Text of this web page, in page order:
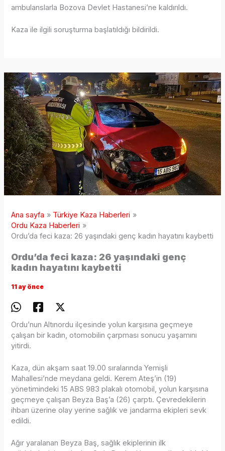
ambulanslarla Bozova Devlet Hastanesi’ne kaldırıldı.
Kaza ile ilgili soruşturma başlatıldığı bildirildi.
Ana sayfa
Türkiye Kaza Haberleri
Ordu Kaza Haberleri
Ordu’da feci kaza: 26 yaşındaki genç kadın hayatını kaybetti
Ordu’da feci kaza: 26 yaşındaki genç
kadın hayatını kaybetti
11 ay önce
Ordu’nun Altınordu ilçesinde yolun karşısına geçmeye
çalışan bir kadın, otomobilin çarpması sonucu yaşamını
yitirdi.
Kaza, dün akşam saat 19.00 sıralarında Yemişli
Mahallesi’nde meydana geldi. Kerem Ateş’in (19)
yönetimindeki 15 ABS 983 plakalı otomobil, yolun karşısına
geçmeye çalışan Beyza Baş’a (26) çarptı. Çevredekilerin
ihbarı üzerine olay yerine sağlık ve jandarma ekipleri sevk
edildi.
Ağır yaralanan Beyza Baş, sağlık ekiplerinin ilk